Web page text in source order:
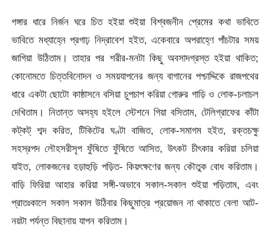
গঙ্গার ধারে নির্জন ঘরে চিত হইয়া শুইয়া বিশ্বজনীন প্রেমের কথা ভাবিতে
ভাবিতে মধ্যাহ্নে প্রগাঢ় নিদ্রাবেশ হইত, একেবারে অপরাহ্ণে পাঁচটার সময়
জাগিয়া উঠিতাম। তাহার পর শরীর-মনটা কিছু অবসাদগ্রস্ত হইয়া থাকিত;
কোনােমতে চিত্তবিনােদন ও সময়যাপনের জন্য বাগানের পশ্চাদ্দিকে রাজপথের
ধারে একটা ছােটো কাষ্ঠাসনে বসিয়া চুপচাপ করিয়া গোরুর গাড়ি ও লােক-চলাচল
দেখিতাম। নিতান্ত অসহ্য হইলে স্টেশনে গিয়া বসিতাম, টেলিগ্রাফের কাঁটা
কট্‌কট্ শব্দ করিত, টিকিটের ঘণ্টা বাজিত, লােক-সমাগম হইত, রক্তচক্ষু
সহস্রপদ লৌহসরীসৃপ ফুঁষিতে ফুঁষিতে আসিত, উৎকট চীৎকার করিয়া চলিয়া
যাইত, লােকজনের হড়াহুড়ি পড়িত- কিয়ৎক্ষণের জন্য কৌতুক বােধ করিতাম।
বাড়ি ফিরিয়া আহার করিয়া সঙ্গী-অভাবে সকাল-সকাল শুইয়া পড়িতাম, এবং
প্রাতঃকালে সকাল সকাল উঠিবার কিছুমাত্র প্রয়ােজন না থাকাতে বেলা আট-
নয়টা পর্যন্ত বিছানায় যাপন করিতাম।